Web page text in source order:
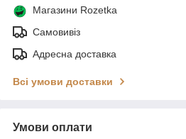
Магазини Rozetka
Самовивіз
Адресна доставка
Всі умови доставки
Умови оплати